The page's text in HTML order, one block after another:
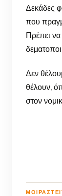
Δεκάδες
που
Πρέπει να
Δεν
θέλουν,
στον